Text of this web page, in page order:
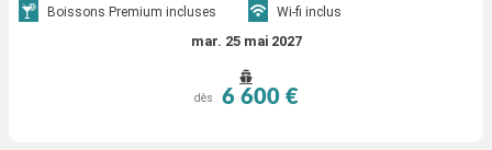
Boissons Premium incluses
Wi-fi inclus
mar. 25 mai 2027
dès 6 600 €